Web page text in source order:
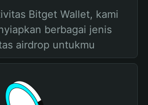
Bitget Wallet, kami
berbagai jenis
airdrop untukmu